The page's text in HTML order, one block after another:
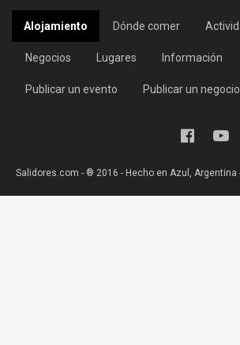
Alojamiento Dónde comer
Negocios Lugares Información
Publicar un evento Publicar un negocio
Salidores.com - ® 2016 - Hecho en Azul, Argentina